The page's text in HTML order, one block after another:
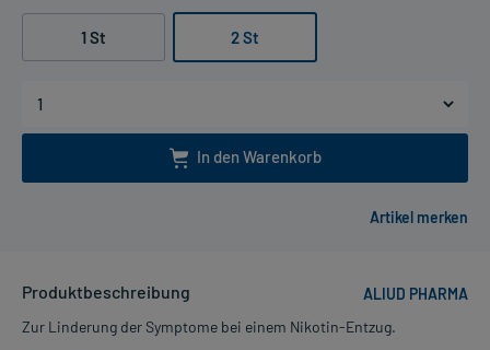
1 St 2 St
In den Warenkorb
Produktbeschreibung
ALIUD PHARMA
Zur Linderung der Symptome bei einem Nikotin-Entzug.